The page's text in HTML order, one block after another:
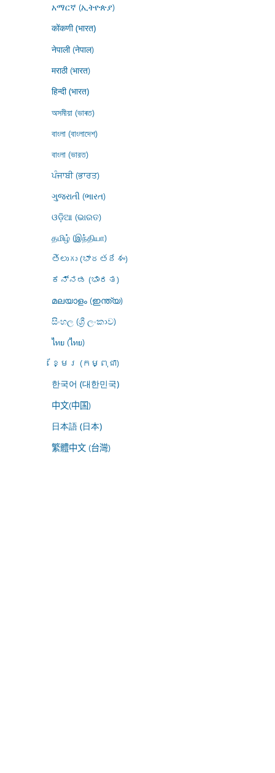
አማርኛ (ኢትዮጵያ)
कोंकणी (भारत)
नेपाली (नेपाल)
मराठी (भारत)
हिन्दी (भारत)
অসমীয়া (ভাৰত)
বাংলা (বাংলাদেশ)
বাংলা (ভারত)
ਪੰਜਾਬੀ (ਭਾਰਤ)
ગુજરાતી (ભારત)
ଓଡ଼ିଆ (ଭାରତ)
தமிழ் (இந்தியா)
తెలుగు (భారతదేశం)
ಕನ್ನಡ (ಭಾರತ)
മലയാളം (ഇന്ത്യ)
සිංහල (ශ්‍රී ලංකාව)
ไทย (ไทย)
ខ្មែរ (កម្ពុជា)
한국어 (대한민국)
中文(中国)
日本語 (日本)
繁體中文 (台灣)